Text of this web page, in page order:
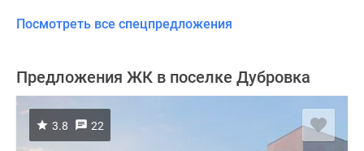
Посмотреть все спецпредложения
Предложения ЖК в поселке Дубровка
3.8 22